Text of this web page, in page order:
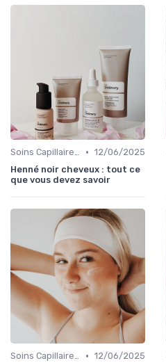
Soins Capillaires Bio • 12/06/2025
Henné noir cheveux : tout ce
que vous devez savoir
Soins Capillaires Bio • 12/06/2025